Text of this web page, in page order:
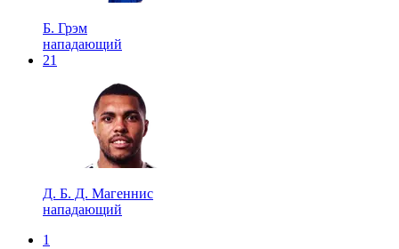
Б. Грэм
нападающий
21
Д. Б. Д. Магеннис
нападающий
1